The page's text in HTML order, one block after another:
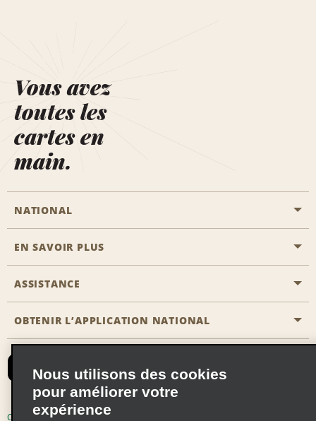
Vous avez
toutes les
cartes en
main.
NATIONAL
Passer une réservation
Solutions pour les professionnels
EN SAVOIR PLUS
Carrière
ASSISTANCE
Accessibilité
Nous contacter
Recevoir des offres par email
OBTENIR L’APPLICATION NATIONAL
Conditions d’utilisation
Nous utilisons des cookies
pour améliorer votre
expérience